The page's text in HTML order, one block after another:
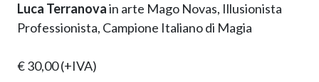
Luca Terranovain arte Mago Novas, Illusionista
Professionista, Campione Italiano di Magia
€ 30,00 (+IVA)